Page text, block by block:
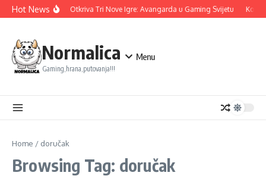
Skip to content
Hot NewsUbisoft Otkriva Tri Nove Igre: Avangarda u Gaming Svijetu
Normalica
Gaming,hrana,putovanja!!!
Menu
Home / doručak
Browsing Tag: doručak